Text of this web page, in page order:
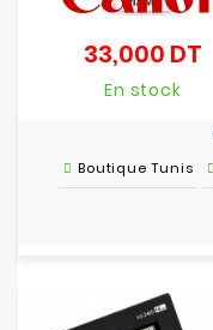
33,000 DT
En stock
Boutique Tunis